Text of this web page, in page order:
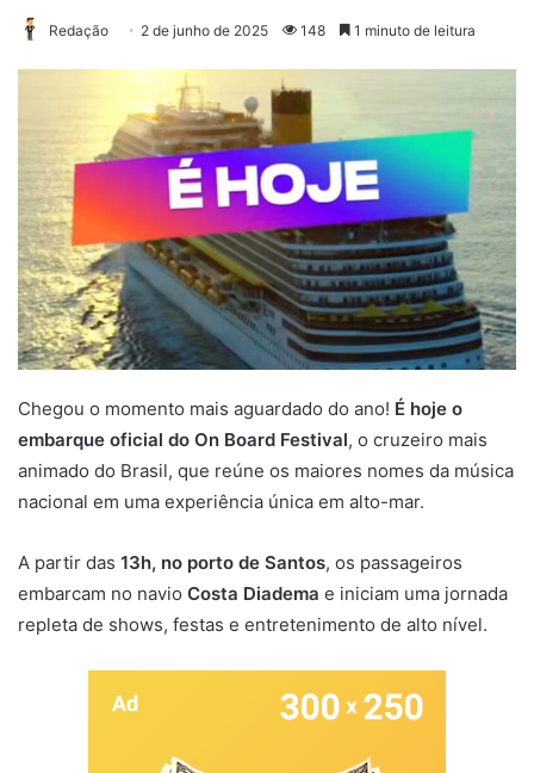
Redação 2 de junho de 2025 148 1 minuto de leitura
Chegou o momento mais aguardado do ano! É hoje o
embarque oficial do On Board Festival, o cruzeiro mais
animado do Brasil, que reúne os maiores nomes da música
nacional em uma experiência única em alto-mar.
A partir das 13h, no porto de Santos, os passageiros
embarcam no navio Costa Diadema e iniciam uma jornada
repleta de shows, festas e entretenimento de alto nível.